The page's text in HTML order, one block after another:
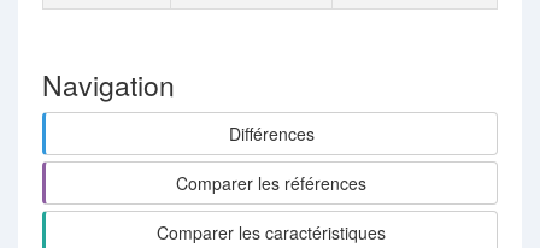
Navigation
Différences
Comparer les références
Comparer les caractéristiques